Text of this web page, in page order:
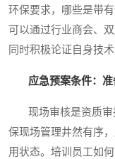
环保要求，哪些是带
可以通过行业商会、
同时积极论证自身技
应急预案条件：
现场审核是资质审
保现场管理井然有序
用状态。培训员工如